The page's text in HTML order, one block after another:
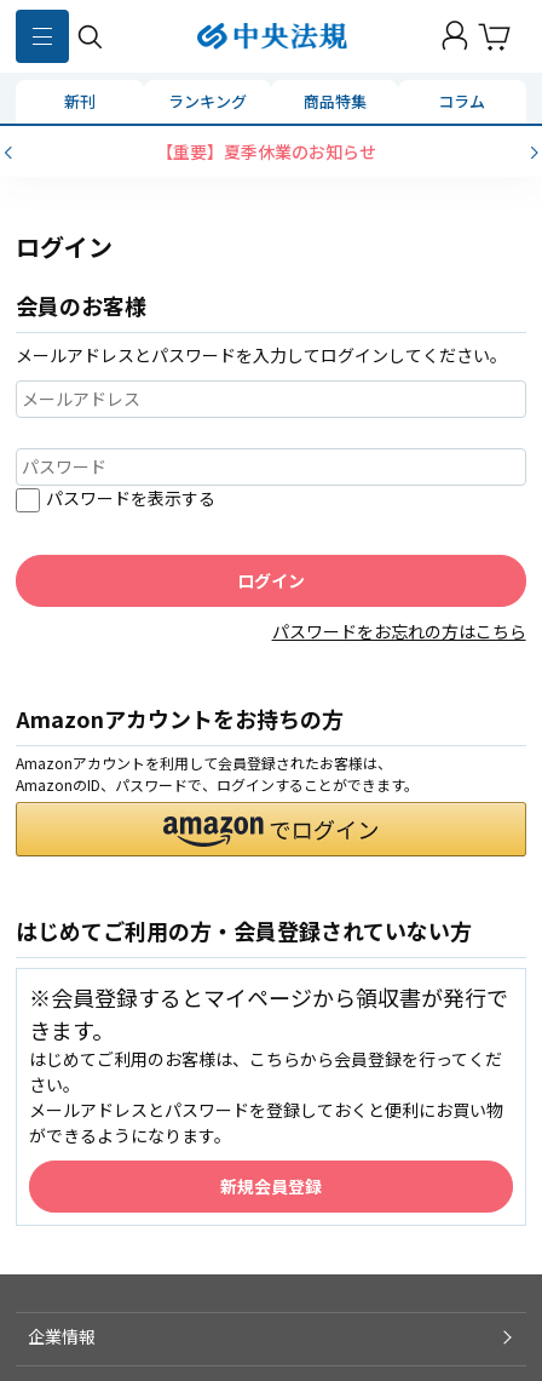
新刊 ランキング 商品特集 コラム
【重要】夏季休業のお知らせ
ログイン
会員のお客様
メールアドレスとパスワードを入力してログインしてください。
パスワードを表示する
パスワードをお忘れの方はこちら
Amazonアカウントをお持ちの方
Amazonアカウントを利用して会員登録されたお客様は、
AmazonのID、パスワードで、ログインすることができます。
はじめてご利用の方・会員登録されていない方
※会員登録するとマイページから領収書が発行で
きます。
はじめてご利用のお客様は、こちらから会員登録を行ってくだ
さい。
メールアドレスとパスワードを登録しておくと便利にお買い物
ができるようになります。
企業情報